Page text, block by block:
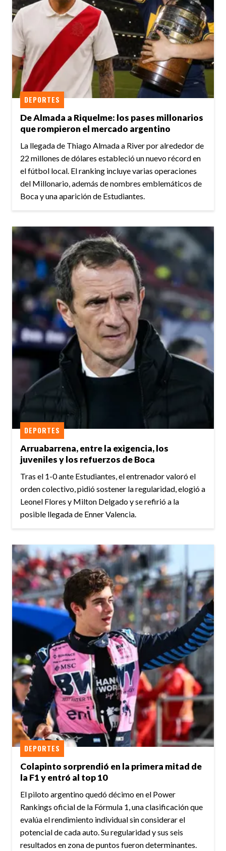
De Almada a Riquelme: los pases millonarios
que rompieron el mercado argentino
DEPORTES
La llegada de Thiago Almada a River por alrededor de
22 millones de dólares estableció un nuevo récord en
el fútbol local. El ranking incluye varias operaciones
del Millonario, además de nombres emblemáticos de
Boca y una aparición de Estudiantes.
Arruabarrena, entre la exigencia, los
juveniles y los refuerzos de Boca
DEPORTES
Tras el 1-0 ante Estudiantes, el entrenador valoró el
orden colectivo, pidió sostener la regularidad, elogió a
Leonel Flores y Milton Delgado y se refirió a la
posible llegada de Enner Valencia.
Colapinto sorprendió en la primera mitad de
la F1 y entró al top 10
DEPORTES
El piloto argentino quedó décimo en el Power
Rankings oficial de la Fórmula 1, una clasificación que
evalúa el rendimiento individual sin considerar el
potencial de cada auto. Su regularidad y sus seis
resultados en zona de puntos fueron determinantes.